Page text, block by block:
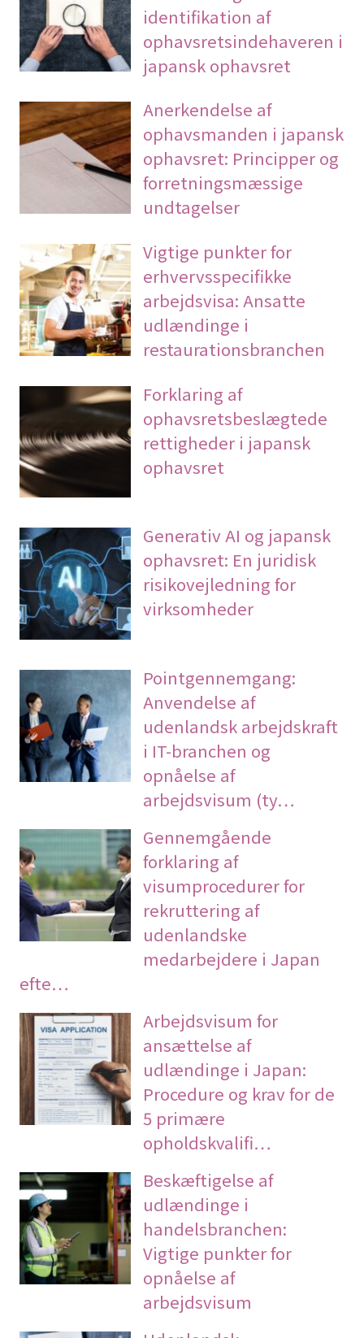
identifikation af
ophavsretsindehaveren i
japansk ophavsret
Anerkendelse af
ophavsmanden i japansk
ophavsret: Principper og
forretningsmæssige
undtagelser
Vigtige punkter for
erhvervsspecifikke
arbejdsvisa: Ansatte
udlændinge i
restaurationsbranchen
Forklaring af
ophavsretsbeslægtede
rettigheder i japansk
ophavsret
Generativ AI og japansk
ophavsret: En juridisk
risikovejledning for
virksomheder
Pointgennemgang:
Anvendelse af
udenlandsk arbejdskraft
i IT-branchen og
opnåelse af
arbejdsvisum (ty…
Gennemgående
forklaring af
visumprocedurer for
rekruttering af
udenlandske
medarbejdere i Japan
efte…
Arbejdsvisum for
ansættelse af
udlændinge i Japan:
Procedure og krav for de
5 primære
opholdskvalifi…
Beskæftigelse af
udlændinge i
handelsbranchen:
Vigtige punkter for
opnåelse af
arbejdsvisum